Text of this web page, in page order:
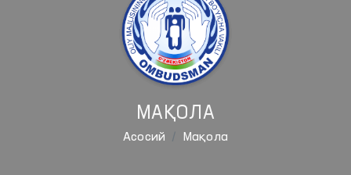
МАҚОЛА
Aсосий Мақола